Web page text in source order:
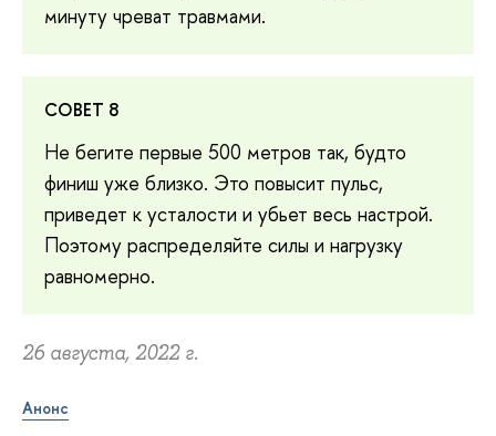
минуту чреват травмами.
СОВЕТ 8
Не бегите первые 500 метров так, будто
финиш уже близко. Это повысит пульс,
приведет к усталости и убьет весь настрой.
Поэтому распределяйте силы и нагрузку
равномерно.
26 августа, 2022 г.
Анонс